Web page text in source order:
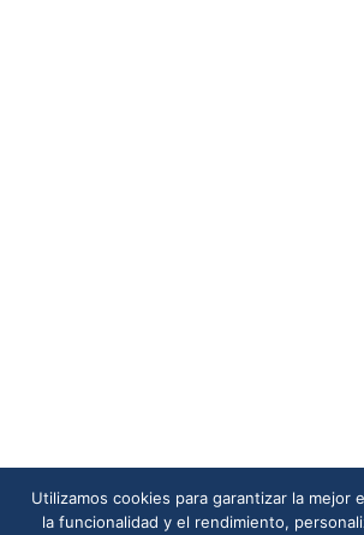
Utilizamos cookies para garantizar la mejor
la funcionalidad y el rendimiento,